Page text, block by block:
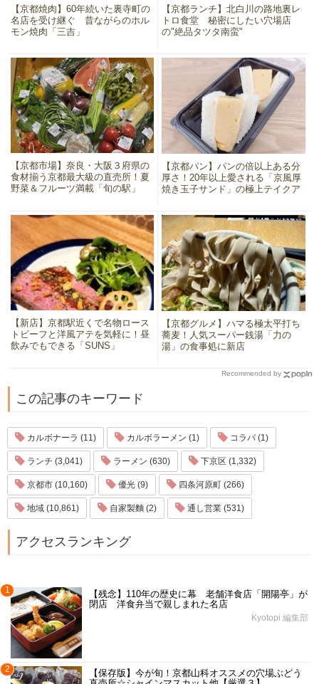
【京都焼肉】60年続いた裏寺町の
名店を受け継ぐ 昔ながらのホル
モン焼肉「三吉」
【京都ランチ】北白川の路地裏レ
トロ食堂 秘密にしたい穴場店
の"絶品タツタ南蛮"
【京都市場】奈良・大阪３府県の
食材揃う京都最大級の直売所！夏
野菜＆フルーツ満載「旬の駅」
【京都パン】パンの倍以上ある分
厚さ！20年以上愛される「京風厚
焼き玉子サンド」の極上テイクア
【新店】京都駅近くで名物ロース
トビーフと洋風アテを気軽に！昼
飲みでもできる「SUNS」
【京都グルメ】ハマる極太平打ち
蕎麦！人気スーパー銭湯「力の
湯」の食事処に新店
Recommended by
この記事のキーワード
カルボナーラ (11) カルボラーメン (1) コラバ (1)
ランチ (3,041) ラーメン (630) 下京区 (1,332)
京都市 (10,160) 優光 (9) 四条河原町 (266)
地域 (10,861) 自家製麵 (2) 通し営業 (531)
アクセスランキング
1
【残念】110年の歴史に幕 老舗洋食店「開陽亭」が
閉店 洋食弁当で親しまれた名店
Kyotopi 編集部
2
【保存版】今が旬！京都山科オススメの穴場ぶどう